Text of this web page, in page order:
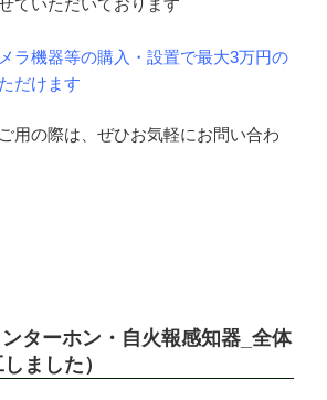
ラ機器等の購入・設置で最大3万円の
だけます
用の際は、ぜひお気軽にお問い合わ
ターホン・自火報感知器_全体
ました）